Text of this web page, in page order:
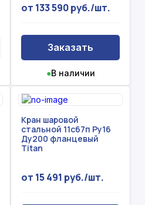
от 133 590 руб./шт.
Заказать
●В наличии
Кран шаровой
стальной 11с67п Ру16
Ду200 фланцевый
Titan
от 15 491 руб./шт.